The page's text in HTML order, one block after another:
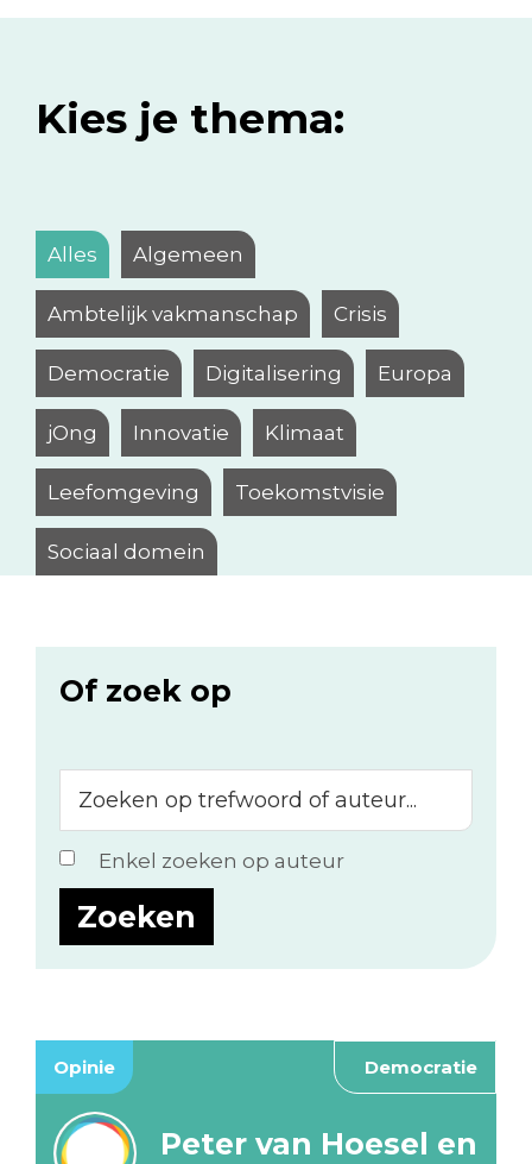
Kies je thema:
Alles Algemeen
Ambtelijk vakmanschap Crisis
Democratie Digitalisering Europa
jOng Innovatie Klimaat
Leefomgeving Toekomstvisie
Sociaal domein
Of zoek op
op
trefwoord
of
auteur...
Enkel zoeken op auteur
Opinie Democratie
Peter van Hoesel en